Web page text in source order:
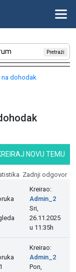
Pretraži
na dohodak
NOVU TEMU
Zadnji odgovor
Kreirao:
Admin_2
Sri,
26.11.2025
u 11:35h
Kreirao:
Admin_2
Pon,